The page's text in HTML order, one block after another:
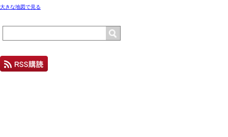
大きな地図で見る